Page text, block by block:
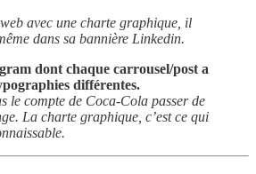
avec une charte graphique, il
dans sa bannière Linkedin.
dont chaque carrousel/post a
différentes.
le compte de Coca-Cola passer de
La charte graphique, c’est ce qui